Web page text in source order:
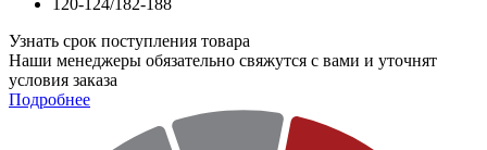
120-124/182-188
Узнать срок поступления товара
Наши менеджеры обязательно свяжутся с вами и уточнят
условия заказа
Подробнее